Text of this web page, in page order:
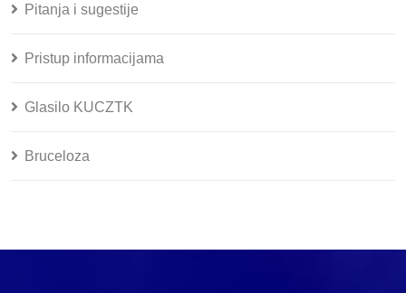
Pitanja i sugestije
Pristup informacijama
Glasilo KUCZTK
Bruceloza